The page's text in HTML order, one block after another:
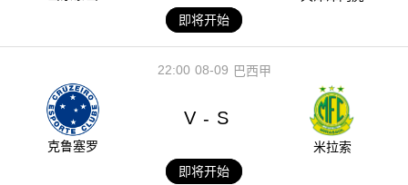
即将开始
08-09
22:00 巴西甲
克鲁塞罗
V - S
米拉索
即将开始